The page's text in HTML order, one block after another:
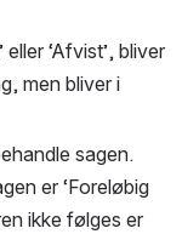
‘Afvist’, bliver
men bliver i
sagen.
er ‘Foreløbig
ikke følges er